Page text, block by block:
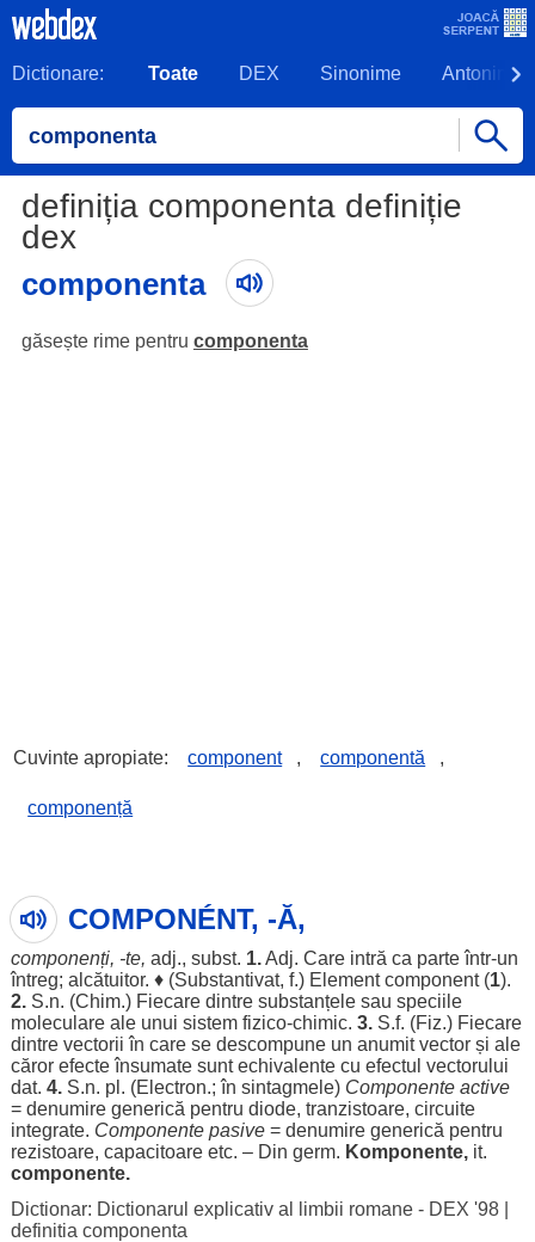
Dictionare: Toate DEX Sinonime Antonime
definiția componenta definiție
dex
componenta
găsește rime pentru componenta
Cuvinte apropiate: component , componentă ,
componență
COMPONÉNT, -Ă,
componenți, -te, adj., subst. 1.Adj. Care intră ca parteîntr-un
întreg; alcătuitor. ♦ (Substantivat, f.) Element component(1).
2.S.n. (Chim.) Fiecare dintre substanțelesau speciile
moleculare aleunui sistemfizico-chimic. 3.S.f. (Fiz.) Fiecare
dintre vectorii în care se descompuneun anumit vectorși ale
căror efecte însumate sunt echivalentecu efectul vectorului
dat. 4.S.n. pl. (Electron.; în sintagmele) Componente active
= denumire generică pentru diode, tranzistoare, circuite
integrate. Componente pasive= denumire generică pentru
rezistoare, capacitoareetc. – Din germ. Komponente,it.
componente.
Dictionar: Dictionarul explicativ al limbii romane - DEX '98|
definitia componenta